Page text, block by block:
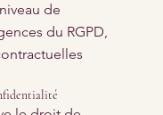
de
du RGPD,